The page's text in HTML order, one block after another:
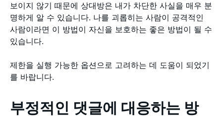
보이지 않기 때문에 상대방은 내가 차단한 사실을 매우 분
명하게 알 수 있습니다. 나를 괴롭히는 사람이 공격적인
사람이라면 이 방법이 자신을 보호하는 좋은 방법이 될 수
있습니다.
제한을 실행 가능한 옵션으로 고려하는 데 도움이 되었기
를 바랍니다.
부정적인 댓글에 대응하는 방